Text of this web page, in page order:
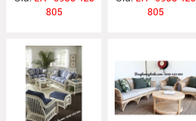
805
805